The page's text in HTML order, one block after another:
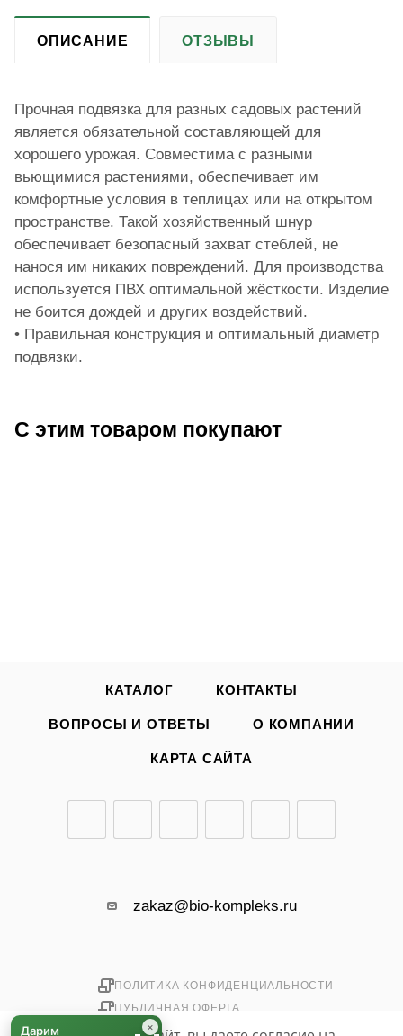
ОПИСАНИЕ ОТЗЫВЫ
Прочная подвязка для разных садовых растений
является обязательной составляющей для
хорошего урожая. Совместима с разными
вьющимися растениями, обеспечивает им
комфортные условия в теплицах или на открытом
пространстве. Такой хозяйственный шнур
обеспечивает безопасный захват стеблей, не
нанося им никаких повреждений. Для производства
используется ПВХ оптимальной жёсткости. Изделие
не боится дождей и других воздействий.
• Правильная конструкция и оптимальный диаметр
подвязки.
С этим товаром покупают
КАТАЛОГ КОНТАКТЫ
ВОПРОСЫ И ОТВЕТЫ О КОМПАНИИ
КАРТА САЙТА
zakaz@bio-kompleks.ru
ПОЛИТИКА КОНФИДЕНЦИАЛЬНОСТИ
ПУБЛИЧНАЯ ОФЕРТА
Дарим ×